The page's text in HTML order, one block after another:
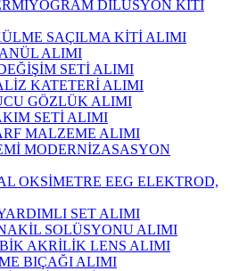
DİLÜSYON KİTİ
SAÇILMA KİTİ ALIMI
ALIMI
SETİ ALIMI
KATETERİ ALIMI
GÖZLÜK ALIMI
SETİ ALIMI
MALZEME ALIMI
MODERNİZASASYON
OKSİMETRE EEG ELEKTROD,
SET ALIMI
SOLÜSYONU ALIMI
AKRİLİK LENS ALIMI
BIÇAĞI ALIMI